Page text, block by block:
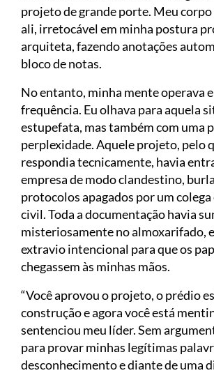
projeto de grande porte. Meu
ali, irretocável em minha postura
arquiteta, fazendo anotações
bloco de notas.
No entanto, minha mente operava
frequência. Eu olhava para aquela
estupefata, mas também com uma
perplexidade. Aquele projeto, pelo
respondia tecnicamente, havia
empresa de modo clandestino,
protocolos apagados por um
civil. Toda a documentação havia
misteriosamente no almoxarifado,
extravio intencional para que os
chegassem às minhas mãos.
“Você aprovou o projeto, o prédio
construção e agora você está
sentenciou meu líder. Sem
para provar minhas legítimas
desconhecimento e diante de uma